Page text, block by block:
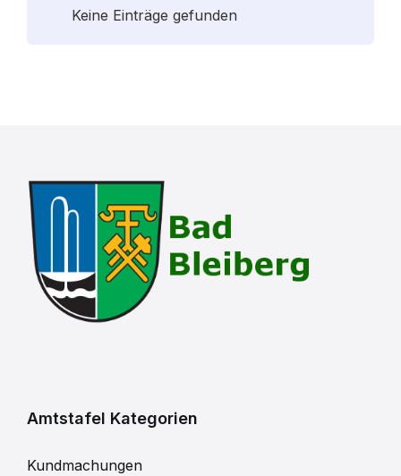
Keine Einträge gefunden
Amtstafel Kategorien
Kundmachungen